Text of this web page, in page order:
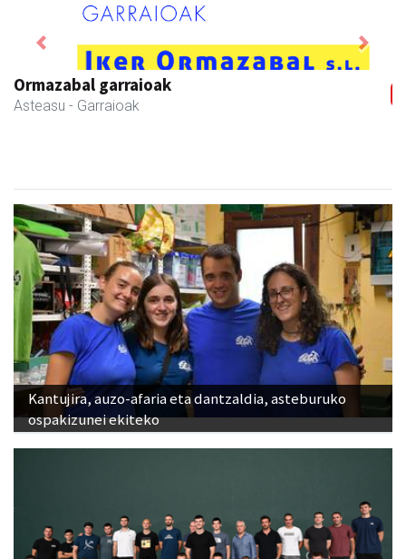
Ormazabal garraioak
Asteasu - Garraioak
Previous Next
Kantujira, auzo-afaria eta dantzaldia, asteburuko
ospakizunei ekiteko